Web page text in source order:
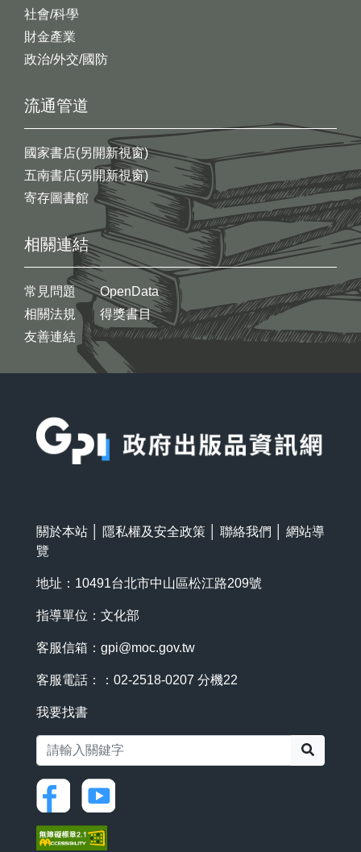
社會/科學
財金產業
政治/外交/國防
流通管道
國家書店(另開新視窗)
五南書店(另開新視窗)
寄存圖書館
相關連結
常見問題
相關法規
友善連結
OpenData
得獎書目
關於本站 隱私權及安全政策 聯絡我們
網站導
覽
地址：10491台北市中山區松江路209號
指導單位：文化部
客服信箱： gpi@moc.gov.tw
客服電話：：02-2518-0207 分機22
我要找書